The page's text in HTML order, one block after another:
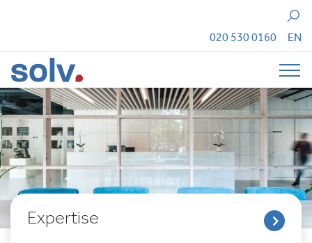
Zoeken
020 530 0160 EN
Expertise